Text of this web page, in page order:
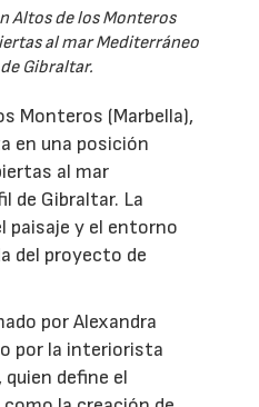
Altos de los Monteros
al mar Mediterráneo
Gibraltar.
Monteros (Marbella),
en una posición
al mar
de Gibraltar. La
paisaje y el entorno
del proyecto de
por Alexandra
por la interiorista
quien define el